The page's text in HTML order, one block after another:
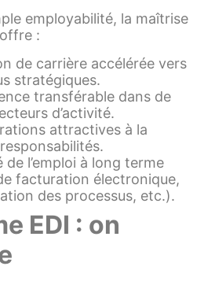
employabilité, la maîtrise
:
de carrière accélérée vers
stratégiques.
transférable dans de
d’activité.
attractives à la
de l’emploi à long terme
facturation électronique,
des processus, etc.).
EDI : on